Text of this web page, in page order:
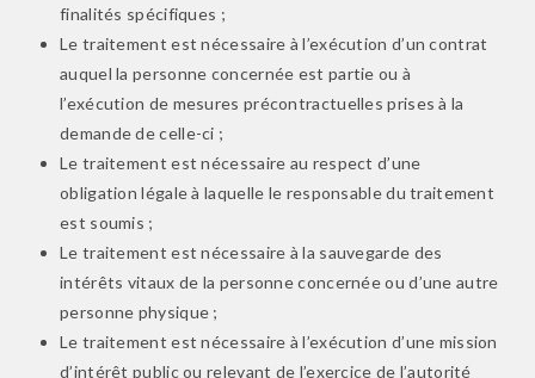
finalités spécifiques ;
Le traitement est nécessaire à l’exécution d’un contrat
auquel la personne concernée est partie ou à
l’exécution de mesures précontractuelles prises à la
demande de celle-ci ;
Le traitement est nécessaire au respect d’une
obligation légale à laquelle le responsable du traitement
est soumis ;
Le traitement est nécessaire à la sauvegarde des
intérêts vitaux de la personne concernée ou d’une autre
personne physique ;
Le traitement est nécessaire à l’exécution d’une mission
d’intérêt public ou relevant de l’exercice de l’autorité